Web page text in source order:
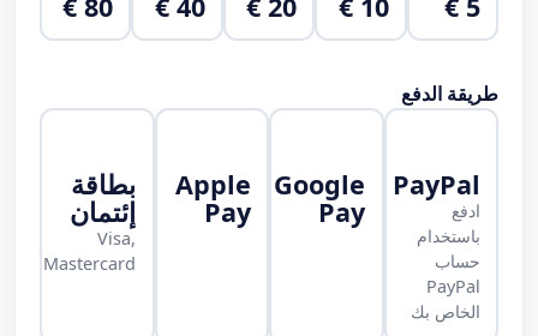
طريقة الدفع
PayPal
ادفع
باستخدام
حساب
PayPal
الخاص بك
Google
Pay
Apple
Pay
بطاقة
إئتمان
Visa,
Mastercard